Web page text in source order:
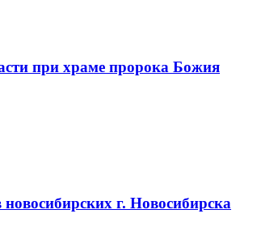
при храме пророка Божия
г. Новосибирска